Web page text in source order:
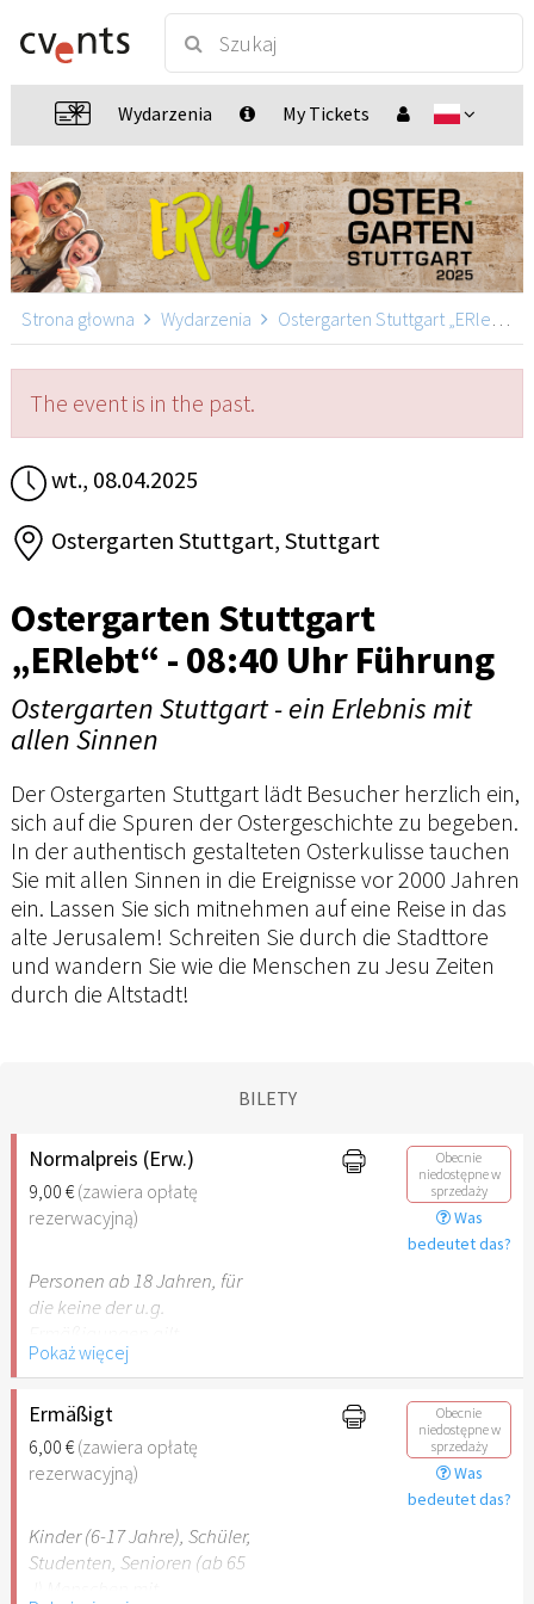
Wydarzenia My Tickets
Strona głowna Wydarzenia Ostergarten Stuttgart „ERlebt“
The event is in the past.
wt., 08.04.2025
Ostergarten Stuttgart, Stuttgart
Ostergarten Stuttgart
„ERlebt“ - 08:40 Uhr Führung
Ostergarten Stuttgart - ein Erlebnis mit
allen Sinnen
Der Ostergarten Stuttgart lädt Besucher herzlich ein,
sich auf die Spuren der Ostergeschichte zu begeben.
In der authentisch gestalteten Osterkulisse tauchen
Sie mit allen Sinnen in die Ereignisse vor 2000 Jahren
ein. Lassen Sie sich mitnehmen auf eine Reise in das
alte Jerusalem! Schreiten Sie durch die Stadttore
und wandern Sie wie die Menschen zu Jesu Zeiten
durch die Altstadt!
BILETY
Normalpreis (Erw.)
9,00 €(zawiera opłatę
rezerwacyjną)
Obecnie
niedostępne w
sprzedaży
Was
bedeutet das?
Personen ab 18 Jahren, für
die keine der u.g.
Pokaż więcej
Ermäßigt
6,00 €(zawiera opłatę
rezerwacyjną)
Obecnie
niedostępne w
sprzedaży
Was
bedeutet das?
Kinder (6-17 Jahre), Schüler,
Studenten, Senioren (ab 65